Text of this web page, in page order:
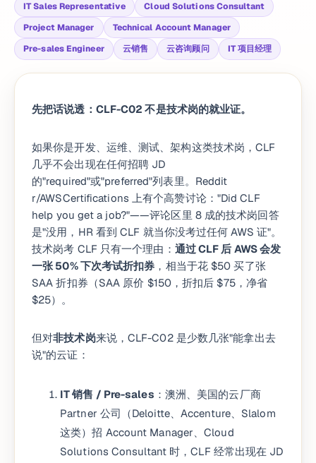
IT Sales Representative
Cloud Solutions Consultant
Project Manager
Technical Account Manager
Pre-sales Engineer
云销售 云咨询顾问 IT 项目经理
先把话说透：CLF-C02 不是技术岗的就业证。
如果你是开发、运维、测试、架构这类技术岗，CLF
几乎不会出现在任何招聘 JD
的"required"或"preferred"列表里。Reddit
r/AWSCertifications 上有个高赞讨论："Did CLF
help you get a job?"——评论区里 8 成的技术岗回答
是"没用，HR 看到 CLF 就当你没考过任何 AWS 证"。
技术岗考 CLF 只有一个理由： 通过 CLF 后 AWS 会发
一张 50% 下次考试折扣券 ，相当于花 $50 买了张
SAA 折扣券（SAA 原价 $150，折扣后 $75，净省
$25）。
但对非技术岗来说，CLF-C02 是少数几张"能拿出去
说"的云证：
IT 销售 / Pre-sales ：澳洲、美国的云厂商
Partner 公司（Deloitte、Accenture、Slalom
这类）招 Account Manager、Cloud
Solutions Consultant 时，CLF 经常出现在 JD